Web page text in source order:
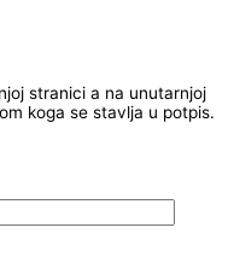
stranici a na unutarnjoj
koga se stavlja u potpis.